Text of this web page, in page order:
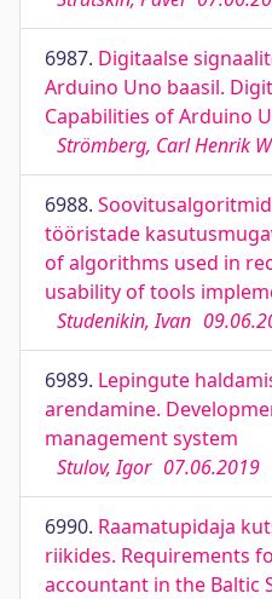
6987. Digitaalse
Arduino Uno baasil.
Capabilities of Arduino
Strömberg, Carl Henrik
6988.
tööristade
of algorithms used in
usability of tools
Studenikin, Ivan
6989. Lepingute
arendamine.
management system
Stulov, Igor 07.06.2019
6990. Raamatupidaja
riikides. Requirements
accountant in the Baltic